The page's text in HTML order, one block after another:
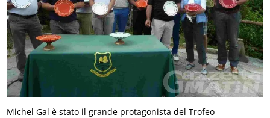
Michel Gal è stato il grande protagonista del Trofeo